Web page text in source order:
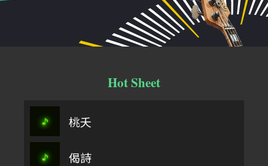
Hot Sheet
桃夭
偈詩